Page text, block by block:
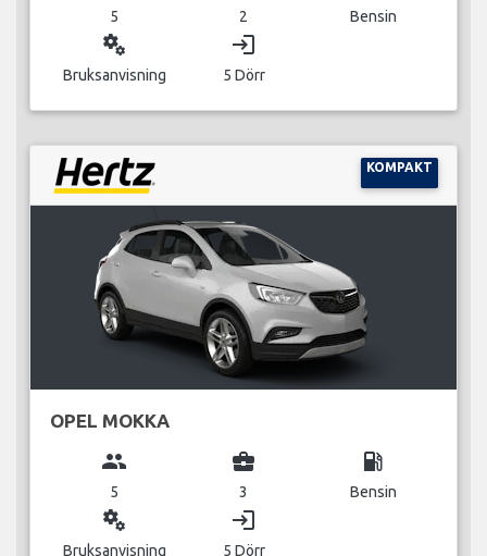
5 2 Bensin
miscellaneous_services
Bruksanvisning
login
5 Dörr
KOMPAKT
OPEL MOKKA
group
5
business_center
3
local_gas_station
Bensin
miscellaneous_services
Bruksanvisning
login
5 Dörr